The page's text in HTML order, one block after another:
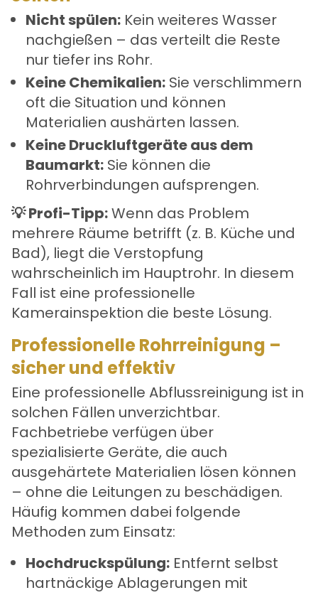
Nicht spülen: Kein weiteres Wasser
nachgießen – das verteilt die Reste
nur tiefer ins Rohr.
Keine Chemikalien: Sie verschlimmern
oft die Situation und können
Materialien aushärten lassen.
Keine Druckluftgeräte aus dem
Baumarkt: Sie können die
Rohrverbindungen aufsprengen.
💡 Profi-Tipp:Wenn das Problem
mehrere Räume betrifft (z. B. Küche und
Bad), liegt die Verstopfung
wahrscheinlich im Hauptrohr. In diesem
Fall ist eine professionelle
Kamerainspektion die beste Lösung.
Professionelle Rohrreinigung –
sicher und effektiv
Eine professionelle Abflussreinigung ist in
solchen Fällen unverzichtbar.
Fachbetriebe verfügen über
spezialisierte Geräte, die auch
ausgehärtete Materialien lösen können
– ohne die Leitungen zu beschädigen.
Häufig kommen dabei folgende
Methoden zum Einsatz:
Hochdruckspülung: Entfernt selbst
hartnäckige Ablagerungen mit